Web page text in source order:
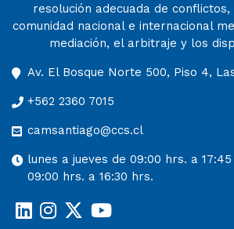
resolución adecuada de
comunidad nacional e internacional
mediación, el arbitraje y los
Av. El Bosque Norte 500, Piso 4,
+562 2360 7015
camsantiago@ccs.cl
lunes a jueves de 09:00 hrs. a
09:00 hrs. a 16:30 hrs.